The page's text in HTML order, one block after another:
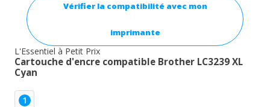
Vérifier la compatibilité avec mon
imprimante
L'Essentiel à Petit Prix
Cartouche d'encre compatible Brother LC3239 XL
Cyan
1